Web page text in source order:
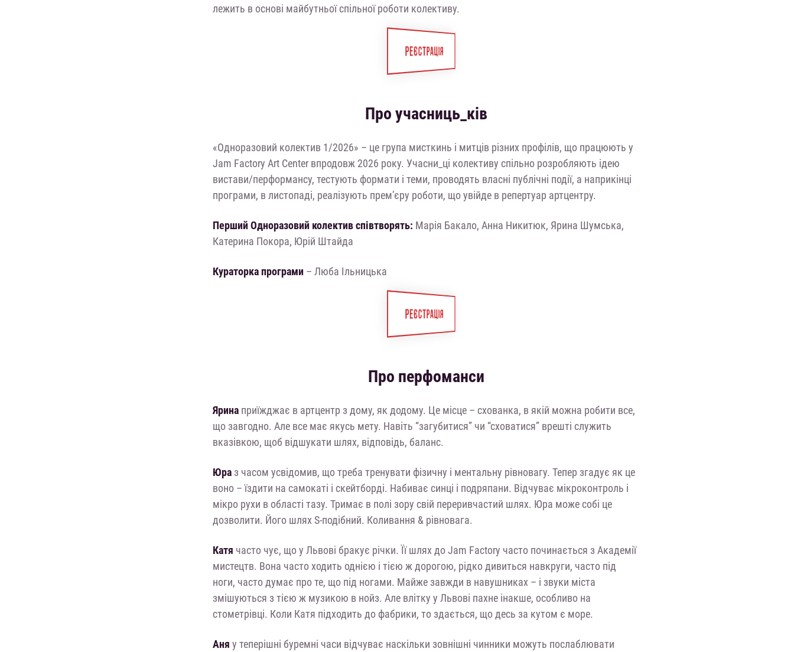
лежить в основі майбутньої спільної роботи колективу.
РЕЄСТРАЦІЯ
Про учасниць_ків
«Одноразовий колектив 1/2026» – це група мисткинь і митців різних профілів, що працюють у
Jam Factory Art Center впродовж 2026 року. Учасни_ці колективу спільно розробляють ідею
вистави/перформансу, тестують формати і теми, проводять власні публічні події, а наприкінці
програми, в листопаді, реалізують прем’єру роботи, що увійде в репертуар артцентру.
Перший Одноразовий колектив співтворять: Марія Бакало, Анна Никитюк, Ярина Шумська,
Катерина Покора, Юрій Штайда
Кураторка програми – Люба Ільницька
РЕЄСТРАЦІЯ
Про перфоманси
Яринаприїжджає в артцентр з дому, як додому. Це місце – схованка, в якій можна робити все,
що завгодно. Але все має якусь мету. Навіть “загубитися” чи “сховатися” врешті служить
вказівкою, щоб відшукати шлях, відповідь, баланс.
Юраз часом усвідомив, що треба тренувати фізичну і ментальну рівновагу. Тепер згадує як це
воно – їздити на самокаті і скейтборді. Набиває синці і подряпани. Відчуває мікроконтроль і
мікро рухи в області тазу. Тримає в полі зору свій переривчастий шлях. Юра може собі це
дозволити. Його шлях S-подібний. Коливання & рівновага.
Катя часто чує, що у Львові бракує річки. Її шлях до Jam Factory часто починається з Академії
мистецтв. Вона часто ходить однією і тією ж дорогою, рідко дивиться навкруги, часто під
ноги, часто думає про те, що під ногами. Майже завжди в навушниках – і звуки міста
змішуються з тією ж музикою в нойз. Але влітку у Львові пахне інакше, особливо на
стометрівці. Коли Катя підходить до фабрики, то здається, що десь за кутом є море.
Аня у теперішні буремні часи відчуває наскільки зовнішні чинники можуть послаблювати